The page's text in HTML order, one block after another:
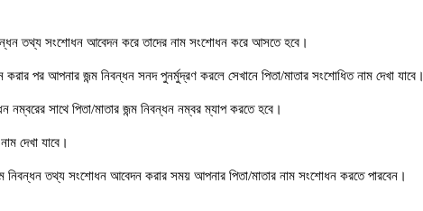
তথ্য সংশোধন আবেদন করে তাদের নাম সংশোধন করে আসতে হবে।
পর আপনার জন্ম নিবন্ধন সনদ পুনর্মুদ্রণ করলে সেখানে পিতা/মাতার সংশোধিত নাম দেখা যাবে।
সাথে পিতা/মাতার জন্ম নিবন্ধন নম্বর ম্যাপ করতে হবে।
দেখা যাবে।
নিবন্ধন তথ্য সংশোধন আবেদন করার সময় আপনার পিতা/মাতার নাম সংশোধন করতে পারবেন।